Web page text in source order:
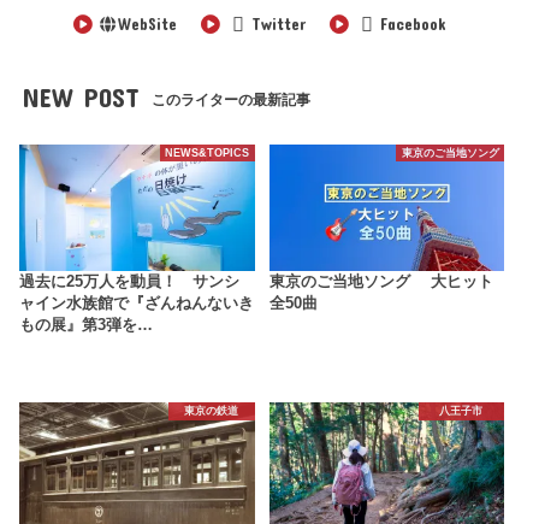
WebSite Twitter Facebook
NEW POST このライターの最新記事
NEWS&TOPICS
過去に25万人を動員！ サンシ
ャイン水族館で『ざんねんないき
もの展』第3弾を…
東京のご当地ソング
東京のご当地ソング 大ヒット
全50曲
東京の鉄道 八王子市